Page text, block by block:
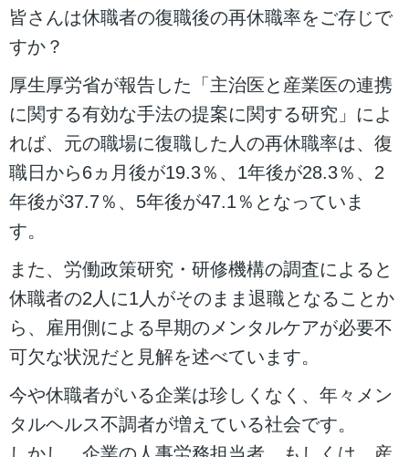
皆さんは休職者の復職後の再休職率をご存じで
すか？
厚生厚労省が報告した「主治医と産業医の連携
に関する有効な手法の提案に関する研究」によ
れば、元の職場に復職した人の再休職率は、復
職日から6ヵ月後が19.3％、1年後が28.3％、2
年後が37.7％、5年後が47.1％となっていま
す。
また、労働政策研究・研修機構の調査によると
休職者の2人に1人がそのまま退職となることか
ら、雇用側による早期のメンタルケアが必要不
可欠な状況だと見解を述べています。
今や休職者がいる企業は珍しくなく、年々メン
タルヘルス不調者が増えている社会です。